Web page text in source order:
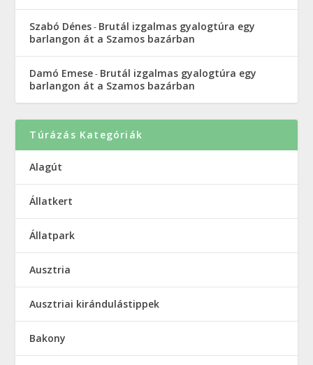
Szabó Dénes- Brutál izgalmas gyalogtúra egy
barlangon át a Szamos bazárban
Damó Emese- Brutál izgalmas gyalogtúra egy
barlangon át a Szamos bazárban
Túrázás Kategóriák
Alagút
Állatkert
Állatpark
Ausztria
Ausztriai kirándulástippek
Bakony